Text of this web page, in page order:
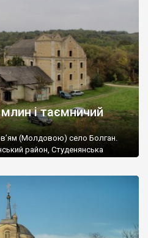
і таємничий
(Молдовою) село Болган.
район, Студенянська
хрестами. Всі епітафії, які
церковнослов’янською
ознаками – цвинтар
19 століттям. У 1924-1940